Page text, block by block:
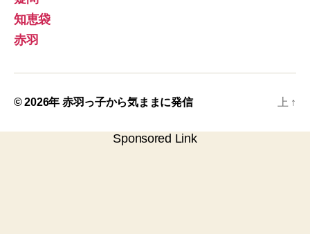
知恵袋
赤羽
© 2026年 赤羽っ子から気ままに発信 上 ↑
Sponsored Link